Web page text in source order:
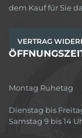
dem Kauf für Sie
VERTRAG
Montag Ruhetag
Dienstag bis
Samstag 9 bis 14